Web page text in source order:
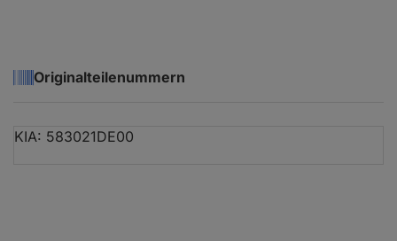
Originalteilenummern
KIA: 583021DE00